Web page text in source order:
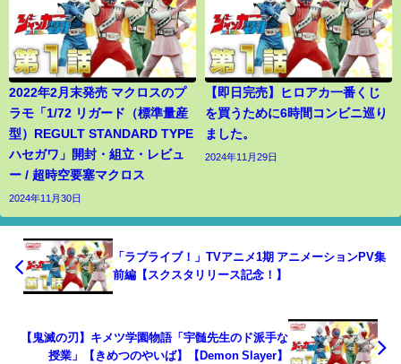
2022年2月末発売 マクロスのプ
ラモ「1/72 リガード（標準量産
型）REGULT STANDARD TYPE
ハセガワ」開封・組立・レビュ
ー / 超時空要塞マクロス
2024年11月30日
【即日完売】ヒロアカ一番くじ
を買うために6時間コンビニ巡り
ました。
2024年11月29日
「ラブライブ！」TVアニメ1期 アニメーションPV集
前編【スクスタリリース記念！】
【鬼滅の刃】キメツ学園物語「宇髄先生のド派手な
授業」【きめつのやいば】【Demon Slayer】